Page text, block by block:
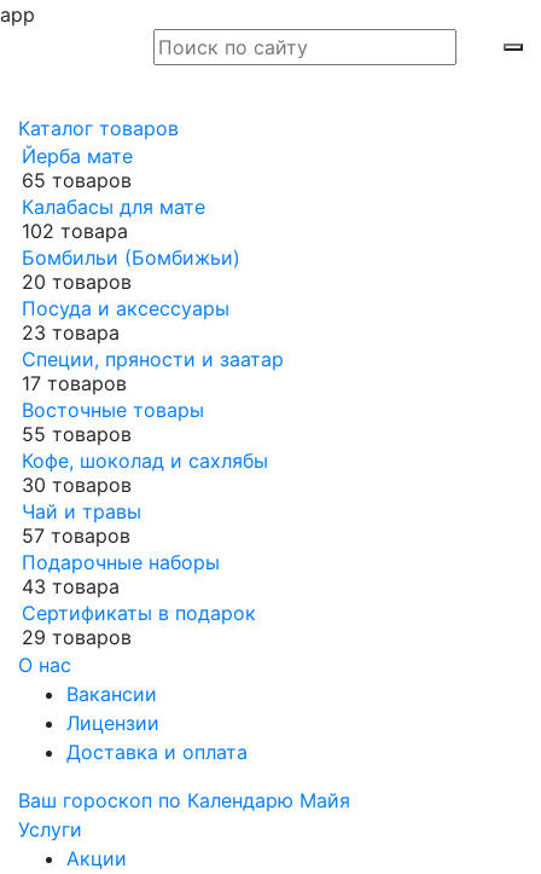
app
Каталог товаров
Йерба мате
65 товаров
Калабасы для мате
102 товара
Бомбильи (Бомбижьи)
20 товаров
Посуда и аксессуары
23 товара
Специи, пряности и заатар
17 товаров
Восточные товары
55 товаров
Кофе, шоколад и сахлябы
30 товаров
Чай и травы
57 товаров
Подарочные наборы
43 товара
Сертификаты в подарок
29 товаров
О нас
Вакансии
Лицензии
Доставка и оплата
Ваш гороскоп по Календарю Майя
Услуги
Акции